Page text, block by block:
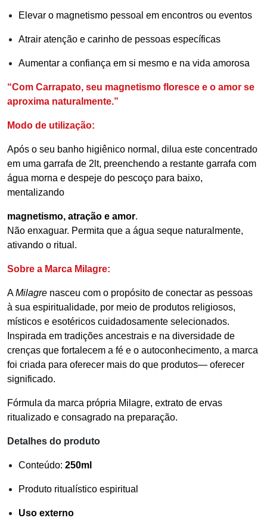
Elevar o magnetismo pessoal em encontros ou eventos
Atrair atenção e carinho de pessoas específicas
Aumentar a confiança em si mesmo e na vida amorosa
“Com Carrapato, seu magnetismo floresce e o amor se
aproxima naturalmente.”
Modo de utilização:
Após o seu banho higiênico normal, dilua este concentrado
em uma garrafa de 2lt, preenchendo a restante garrafa com
água morna e despeje do pescoço para baixo,
mentalizando
magnetismo, atração e amor.
Não enxaguar. Permita que a água seque naturalmente,
ativando o ritual.
Sobre a Marca Milagre:
AMilagre nasceu com o propósito de conectar as pessoas
à sua espiritualidade, por meio de produtos religiosos,
místicos e esotéricos cuidadosamente selecionados.
Inspirada em tradições ancestrais e na diversidade de
crenças que fortalecem a fé e o autoconhecimento, a marca
foi criada para oferecer mais do que produtos— oferecer
significado.
Fórmula da marca própria Milagre, extrato de ervas
ritualizado e consagrado na preparação.
Detalhes do produto
Conteúdo:250ml
Produto ritualístico espiritual
Uso externo